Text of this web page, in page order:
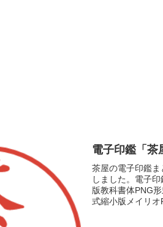
電子印鑑「茶
茶屋の電子印鑑
しました。電子
版教科書体PNG
式縮小版メイリ